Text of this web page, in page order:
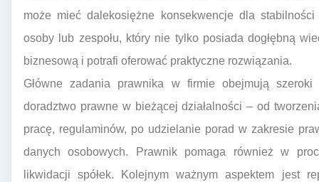
może mieć dalekosiężne konsekwencje dla
osoby lub zespołu, który nie tylko posiada dogłębną
biznesową i potrafi oferować praktyczne rozwiązania.
Główne zadania prawnika w firmie obejmują
doradztwo prawne w bieżącej działalności – od
pracę, regulaminów, po udzielanie porad w zakresie
danych osobowych. Prawnik pomaga również w
likwidacji spółek. Kolejnym ważnym aspektem jest